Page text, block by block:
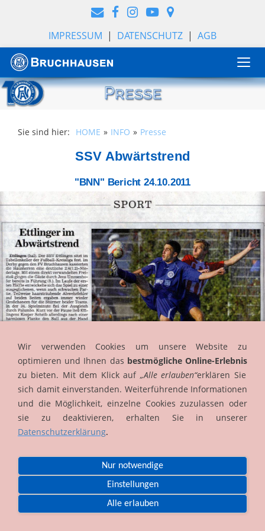
IMPRESSUM | DATENSCHUTZ | AGB
Sie sind hier: HOME INFO Presse
SSV Abwärtstrend
"BNN" Bericht 24.10.2011
© G. Kohm 2026 byKARO
Wir verwenden Cookies um unsere Website zu
optimieren und Ihnen das bestmögliche Online-Erlebnis
zu bieten. Mit dem Klick auf „Alle erlauben“erklären Sie
sich damit einverstanden. Weiterführende Informationen
und die Möglichkeit, einzelne Cookies zuzulassen oder
sie zu deaktivieren, erhalten Sie in unserer
Datenschutzerklärung.
Nur notwendige
Einstellungen
Alle erlauben